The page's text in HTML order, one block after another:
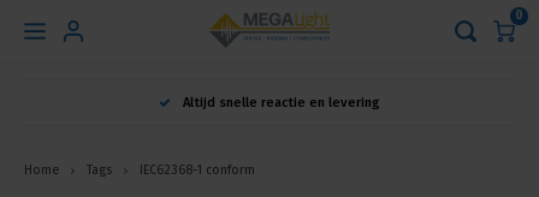
Hoofdmenu
0
Altijd snelle reactie en levering
Home Tags IEC62368-1 conform